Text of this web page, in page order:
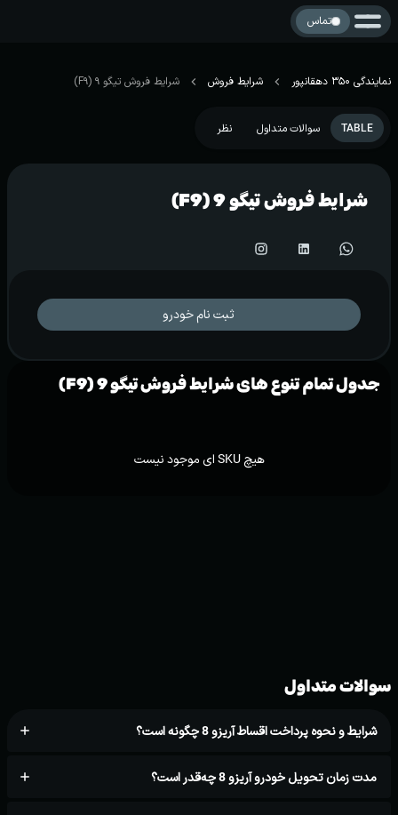
تماس
نمایندگی 350 دهقانپور شرایط فروش شرایط فروش تیگو 9 (F9)
TABLE سوالات متداول نظر
شرایط فروش تیگو 9 (F9)
ثبت نام خودرو
جدول تمام تنوع های شرایط فروش تیگو 9 (F9)
هیچ SKU ای موجود نیست
سوالات متداول
شرایط و نحوه پرداخت اقساط آریزو 8 چگونه است؟
مدت زمان تحویل خودرو آریزو 8 چه‌قدر است؟